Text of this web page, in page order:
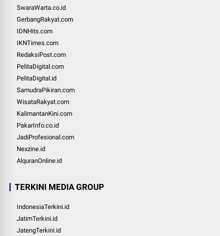
SwaraWarta.co.id
GerbangRakyat.com
IDNHits.com
IKNTimes.com
RedaksiPost.com
PelitaDigital.com
PelitaDigital.id
SamudraPikiran.com
WisataRakyat.com
KalimantanKini.com
PakarInfo.co.id
JadiProfesional.com
Nexzine.id
AlquranOnline.id
TERKINI MEDIA GROUP
IndonesiaTerkini.id
JatimTerkini.id
JatengTerkini.id